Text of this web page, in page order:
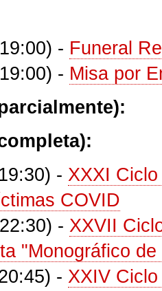
- Funeral
- Misa por
- XXXI
COVID
- XXVII
"Monográfico
- XXIV